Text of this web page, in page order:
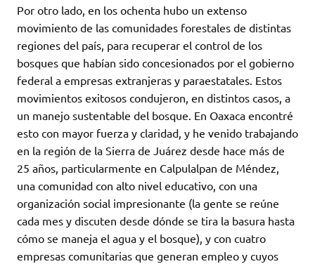
Por otro lado, en los ochenta hubo un extenso
movimiento de las comunidades forestales de distintas
regiones del país, para recuperar el control de los
bosques que habían sido concesionados por el gobierno
federal a empresas extranjeras y paraestatales. Estos
movimientos exitosos condujeron, en distintos casos, a
un manejo sustentable del bosque. En Oaxaca encontré
esto con mayor fuerza y claridad, y he venido trabajando
en la región de la Sierra de Juárez desde hace más de
25 años, particularmente en Calpulalpan de Méndez,
una comunidad con alto nivel educativo, con una
organización social impresionante (la gente se reúne
cada mes y discuten desde dónde se tira la basura hasta
cómo se maneja el agua y el bosque), y con cuatro
empresas comunitarias que generan empleo y cuyos